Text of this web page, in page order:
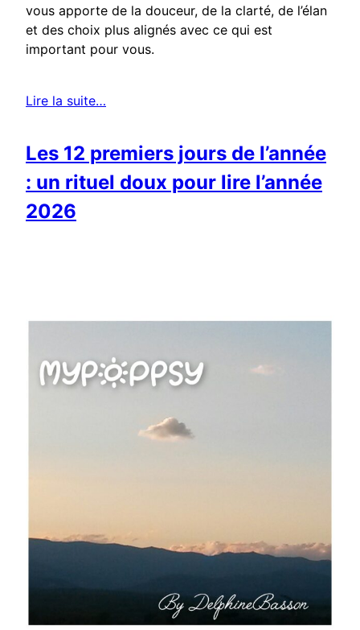
vous apporte de la douceur, de la clarté, de l’élan
et des choix plus alignés avec ce qui est
important pour vous.
Lire la suite…
Les 12 premiers jours de l’année
: un rituel doux pour lire l’année
2026